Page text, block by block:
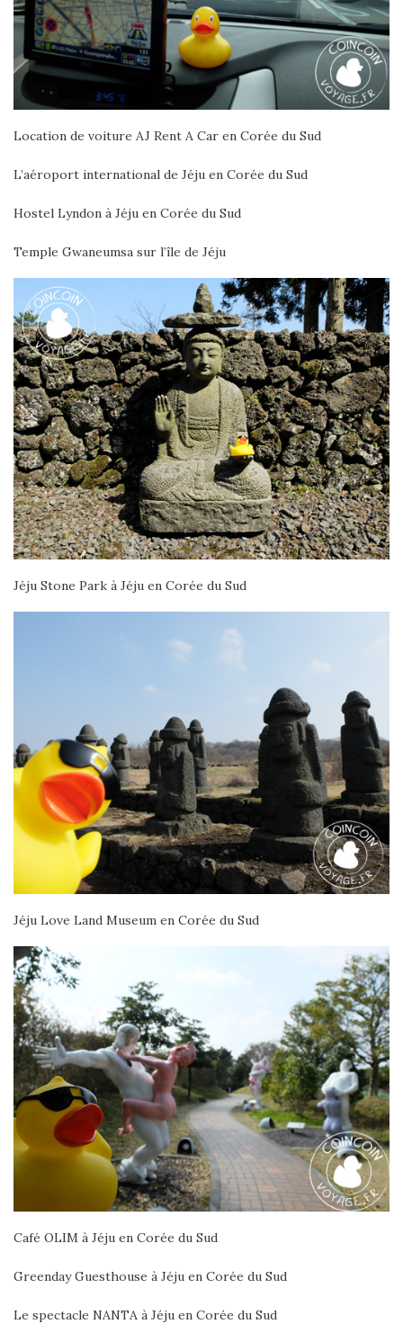
Location de voiture AJ Rent A Car en Corée du Sud
L’aéroport international de Jéju en Corée du Sud
Hostel Lyndon à Jéju en Corée du Sud
Temple Gwaneumsa sur l’île de Jéju
Jéju Stone Park à Jéju en Corée du Sud
Jéju Love Land Museum en Corée du Sud
Café OLIM à Jéju en Corée du Sud
Greenday Guesthouse à Jéju en Corée du Sud
Le spectacle NANTA à Jéju en Corée du Sud